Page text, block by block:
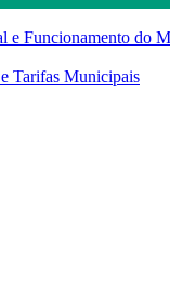
e Funcionamento do
Tarifas Municipais